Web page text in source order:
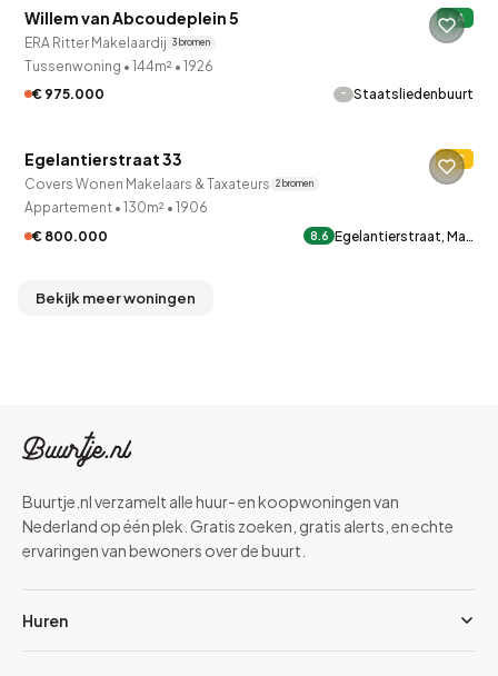
Willem van Abcoudeplein 5 A
ERA Ritter Makelaardij 3 bronnen
Tussenwoning • 144m² • 1926
€ 975.000
- Staatsliedenbuurt
Onder bod
QUICKLANE™
Egelantierstraat 33 C
Covers Wonen Makelaars & Taxateurs 2 bronnen
Appartement • 130m² • 1906
€ 800.000
8.6 Egelantierstraat, Ma…
Bekijk meer woningen
Buurtje.nl verzamelt alle huur- en koopwoningen van
Nederland op één plek. Gratis zoeken, gratis alerts, en echte
ervaringen van bewoners over de buurt.
Huren